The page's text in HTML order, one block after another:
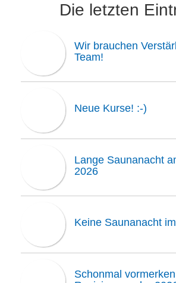
Die letzten
Wir brauchen
Team!
Neue Kurse! :-)
Lange Saunanacht
2026
Keine Saunanacht
Schonmal